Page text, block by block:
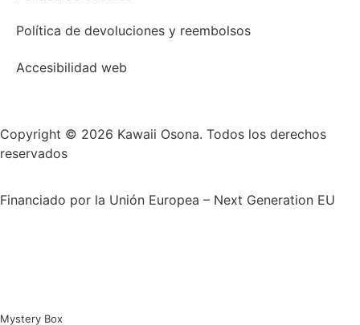
Política de devoluciones y reembolsos
Accesibilidad web
Copyright © 2026 Kawaii Osona. Todos los derechos
reservados
Financiado por la Unión Europea – Next Generation EU
Mystery Box